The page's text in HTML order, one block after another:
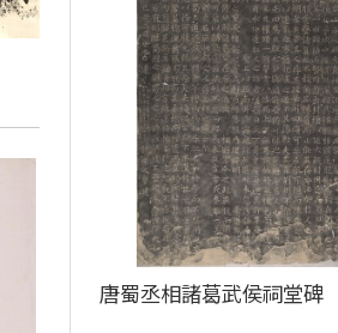
唐蜀丞相諸葛武侯祠堂碑